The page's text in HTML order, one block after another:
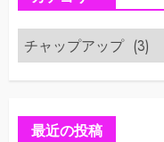
カ
テ
ゴ
最近の投稿